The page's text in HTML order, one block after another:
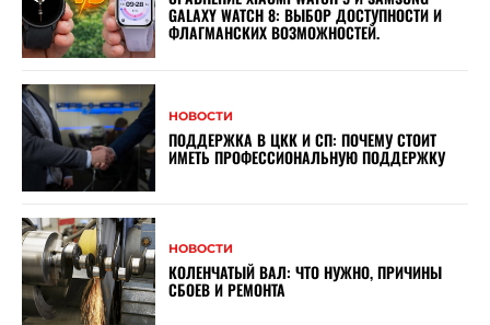
GALAXY WATCH 8: ВЫБОР ДОСТУПНОСТИ И
ФЛАГМАНСКИХ ВОЗМОЖНОСТЕЙ.
НОВОСТИ
ПОДДЕРЖКА В ЦКК И СП: ПОЧЕМУ СТОИТ
ИМЕТЬ ПРОФЕССИОНАЛЬНУЮ ПОДДЕРЖКУ
НОВОСТИ
КОЛЕНЧАТЫЙ ВАЛ: ЧТО НУЖНО, ПРИЧИНЫ
СБОЕВ И РЕМОНТА